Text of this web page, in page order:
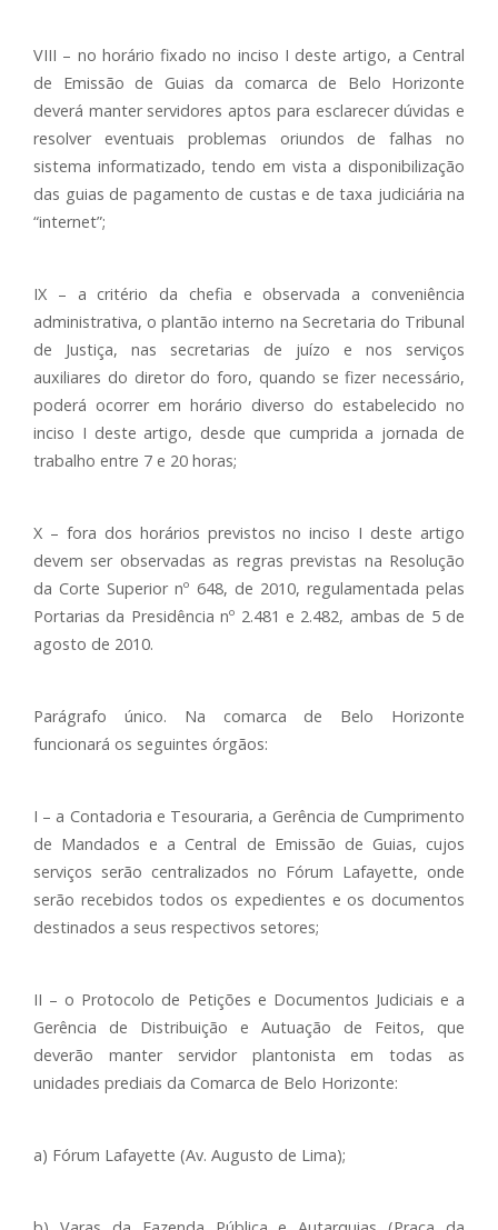
VIII – no horário fixado no inciso I deste artigo, a Central
de Emissão de Guias da comarca de Belo Horizonte
deverá manter servidores aptos para esclarecer dúvidas e
resolver eventuais problemas oriundos de falhas no
sistema informatizado, tendo em vista a disponibilização
das guias de pagamento de custas e de taxa judiciária na
“internet”;
IX – a critério da chefia e observada a conveniência
administrativa, o plantão interno na Secretaria do Tribunal
de Justiça, nas secretarias de juízo e nos serviços
auxiliares do diretor do foro, quando se fizer necessário,
poderá ocorrer em horário diverso do estabelecido no
inciso I deste artigo, desde que cumprida a jornada de
trabalho entre 7 e 20 horas;
X – fora dos horários previstos no inciso I deste artigo
devem ser observadas as regras previstas na Resolução
da Corte Superior nº 648, de 2010, regulamentada pelas
Portarias da Presidência nº 2.481 e 2.482, ambas de 5 de
agosto de 2010.
Parágrafo único. Na comarca de Belo Horizonte
funcionará os seguintes órgãos:
I – a Contadoria e Tesouraria, a Gerência de Cumprimento
de Mandados e a Central de Emissão de Guias, cujos
serviços serão centralizados no Fórum Lafayette, onde
serão recebidos todos os expedientes e os documentos
destinados a seus respectivos setores;
II – o Protocolo de Petições e Documentos Judiciais e a
Gerência de Distribuição e Autuação de Feitos, que
deverão manter servidor plantonista em todas as
unidades prediais da Comarca de Belo Horizonte:
a) Fórum Lafayette (Av. Augusto de Lima);